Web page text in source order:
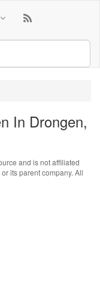
In Drongen,
and is not affiliated
its parent company. All